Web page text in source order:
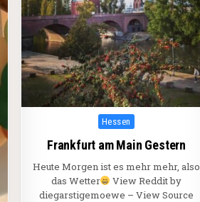
Posted in
Hessen
Frankfurt am Main Gestern
Heute Morgen ist es mehr mehr, also
das Wetter
View Reddit by
diegarstigemoewe – View Source